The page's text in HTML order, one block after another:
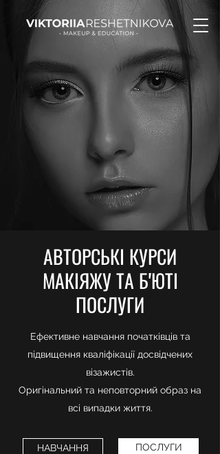
АВТОРСЬКІ КУРСИ
МАКІЯЖУ ТА Б'ЮТІ
ПОСЛУГИ
Ефективне навчання початківців та
підвищення кваліфікації досвідчених
візажистів.
Оригінальний та неповторний образ на
всі випадки життя.
НАВЧАННЯ ПОСЛУГИ